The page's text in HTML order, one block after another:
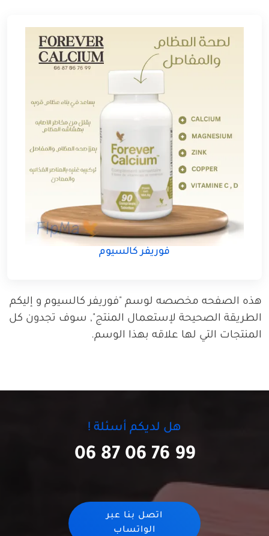
فوريفر كالسيوم
هذه الصفحه مخصصه لوسم "فوريفر كالسيوم و إليكم
الطريقة الصحيحة لإستعمال المنتج", سوف تجدون كل
المنتجات التي لها علاقه بهذا الوسم.
هل لديكم أسئلة !
06 87 06 76 99
اتصل بنا عبر
الواتساب